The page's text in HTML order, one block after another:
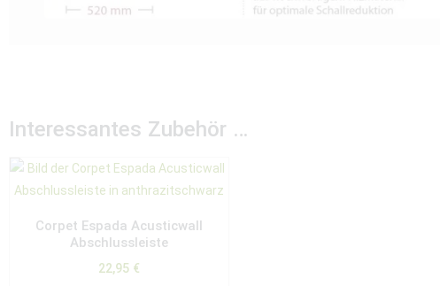
Interessantes Zubehör …
Corpet Espada Acusticwall
Abschlussleiste
22,95 €